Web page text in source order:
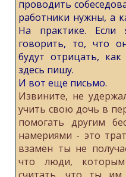
проводить
работники нужны, а
На практике.
говорить, то, что
будут отрицать,
здесь пишу.
И вот еще письмо.
Извините, не
учить свою дочь в
помогать другим
намериями - это
взамен ты не
что люди,